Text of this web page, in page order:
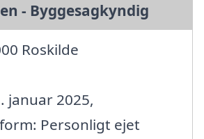
- Byggesagkyndig
Roskilde
januar 2025,
Personligt ejet